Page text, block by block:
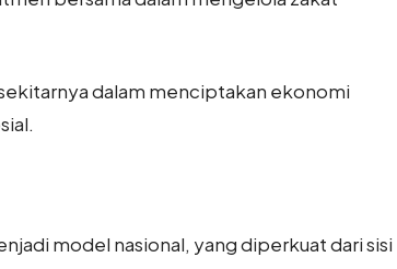
dalam menciptakan ekonomi
model nasional, yang diperkuat dari sisi